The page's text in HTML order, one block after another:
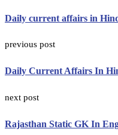
Daily current affairs in
previous post
Daily Current Affairs In
next post
Rajasthan Static GK In